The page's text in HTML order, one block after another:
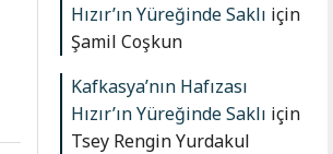
Hızır’ın Yüreğinde Saklı için
Şamil Coşkun
Kafkasya’nın Hafızası
Hızır’ın Yüreğinde Saklı için
Tsey Rengin Yurdakul